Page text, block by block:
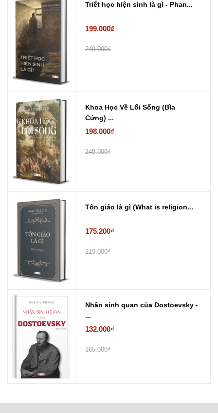
Triết học hiện sinh là gì - Phan...
199.000₫
249.000₫
Khoa Học Về Lối Sống (Bìa
Cứng) ...
198.000₫
248.000₫
Tôn giáo là gì (What is religion...
175.200₫
219.000₫
Nhân sinh quan của Dostoevsky -
...
132.000₫
165.000₫